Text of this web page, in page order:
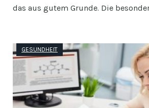
das aus gutem Grunde. Die
GESUNDHEIT